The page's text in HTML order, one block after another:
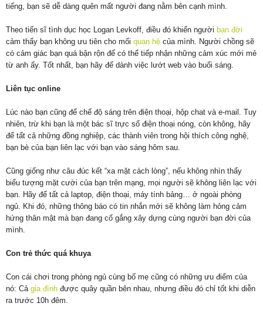
tiếng, bạn sẽ dễ dàng quên mất người đang nằm bên cạnh mình.
Theo tiến sĩ tình dục học Logan Levkoff, điều đó khiến người bạn đời
cảm thấy bạn không ưu tiên cho mối quan hệ của mình. Người chồng sẽ
có cảm giác bạn quá bận rộn để có thể tiếp nhận những cảm xúc mới mẻ
từ anh ấy. Tốt nhất, bạn hãy để dành việc lướt web vào buổi sáng.
Liên tục online
Lúc nào bạn cũng để chế độ sáng trên điện thoại, hộp chat và e-mail. Tuy
nhiên, trừ khi bạn là một bác sĩ trực số điện thoại nóng, còn không, hãy
để tất cả những đồng nghiệp, các thành viên trong hội thích công nghệ,
bạn bè của bạn liên lạc với bạn vào sáng hôm sau.
Cũng giống như câu đúc kết “xa mặt cách lòng”, nếu không nhìn thấy
biểu tượng mặt cười của bạn trên mạng, mọi người sẽ không liên lạc với
bạn. Hãy để tất cả laptop, điện thoại, máy tính bảng… ở ngoài phòng
ngủ. Khi đó, những thông báo có tin nhắn mới sẽ không làm hỏng cảm
hứng thân mật mà bạn đang cố gắng xây dựng cùng người bạn đời của
mình.
Con trẻ thức quá khuya
Con cái chơi trong phòng ngủ cùng bố mẹ cũng có những ưu điểm của
nó: Cả gia đình được quây quần bên nhau, nhưng điều đó chỉ tốt khi diễn
ra trước 10h đêm.